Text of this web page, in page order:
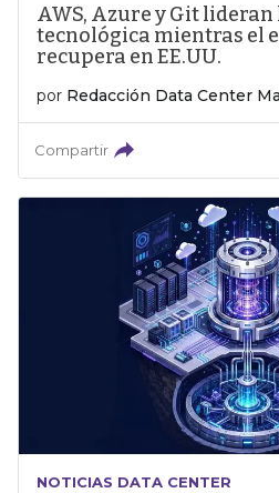
AWS, Azure y Git
tecnológica mientras el
recupera en EE.UU.
por Redacción Data Center
Compartir
NOTICIAS DATA CENTER